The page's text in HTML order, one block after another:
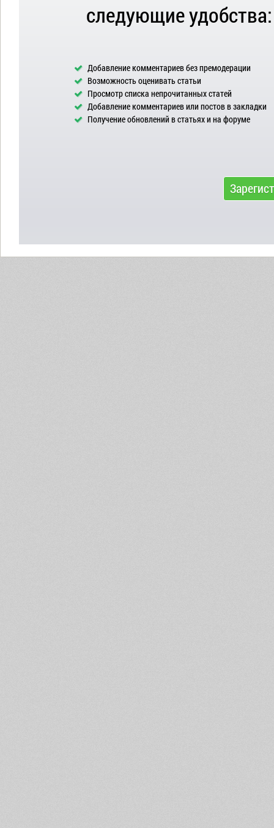
следующие удобства:
Добавление комментариев без премодерации
Возможность оценивать статьи
Просмотр списка непрочитанных статей
Добавление комментариев или постов в закладки
Получение обновлений в статьях и на форуме